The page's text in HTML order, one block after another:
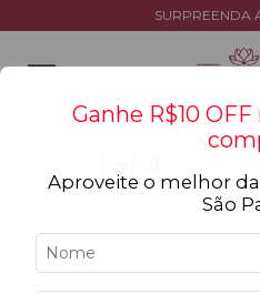
SURPREENDA
%
OFF
Ganhe R$10
Aproveite o melhor
São